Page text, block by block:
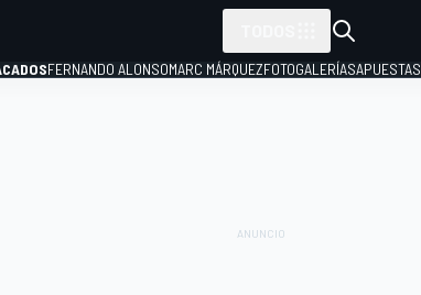
FERNANDO ALONSOMARC MÁRQUEZFOTOGALERÍASAPUESTAS